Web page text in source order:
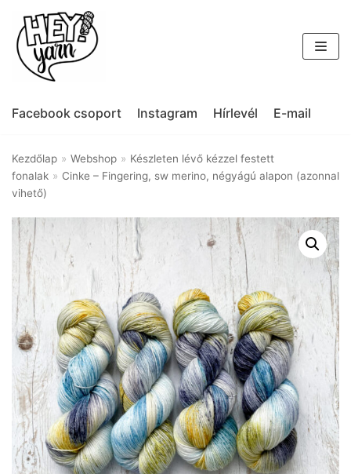
Skip
to
content
Facebook csoport Instagram Hírlevél E-mail
Kezdőlap » Webshop » Készleten lévő kézzel festett
fonalak » Cinke – Fingering, sw merino, négyágú alapon (azonnal
vihető)